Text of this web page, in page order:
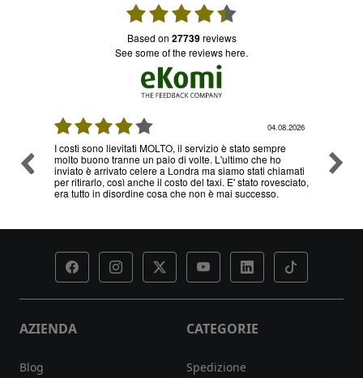
based on 27739reviews
see some of the reviews here.
03.08.2026
Ottimo servizio e prezzi, ritiro e consegna senza nessun
problema , sono già diverse volte che utilizzo il loro
servizio
AZIENDA
Blog
CATEGORIE
Spedizione